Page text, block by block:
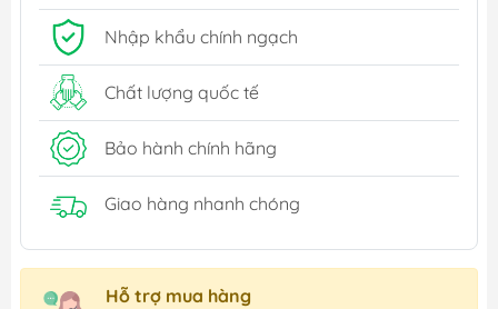
Nhập khẩu chính ngạch
Chất lượng quốc tế
Bảo hành chính hãng
Giao hàng nhanh chóng
Hỗ trợ mua hàng